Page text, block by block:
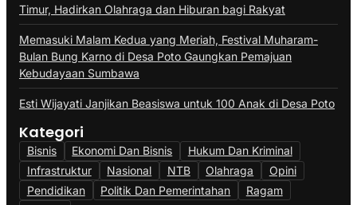
Timur, Hadirkan Olahraga dan Hiburan bagi Rakyat
Memasuki Malam Kedua yang Meriah, Festival Muharam-
Bulan Bung Karno di Desa Poto Gaungkan Pemajuan
Kebudayaan Sumbawa
Esti Wijayati Janjikan Beasiswa untuk 100 Anak di Desa Poto
Kategori
Bisnis Ekonomi Dan Bisnis
Hukum Dan Kriminal
Infrastruktur
Nasional NTB Olahraga
Opini
Pendidikan
Politik Dan Pemerintahan
Ragam